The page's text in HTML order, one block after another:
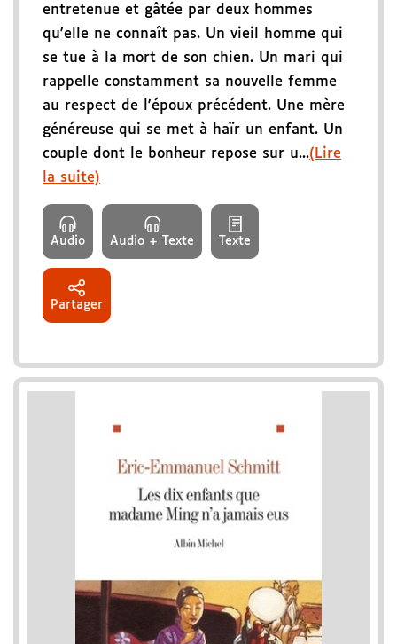
entretenue et gâtée par deux hommes
qu'elle ne connaît pas. Un vieil homme qui
se tue à la mort de son chien. Un mari qui
rappelle constamment sa nouvelle femme
au respect de l'époux précédent. Une mère
généreuse qui se met à haïr un enfant. Un
couple dont le bonheur repose sur u...(Lire
la suite)
Audio Audio + Texte Texte
Partager